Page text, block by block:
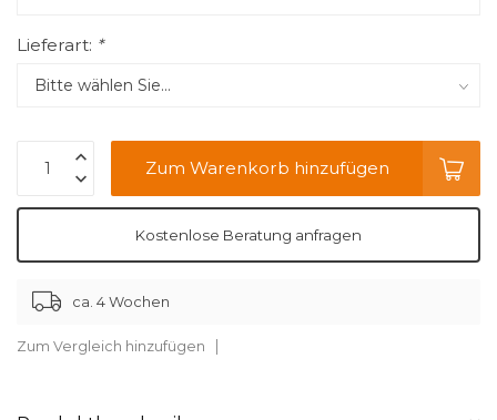
Lieferart: *
Zum Warenkorb hinzufügen
Kostenlose Beratung anfragen
ca. 4 Wochen
Zum Vergleich hinzufügen